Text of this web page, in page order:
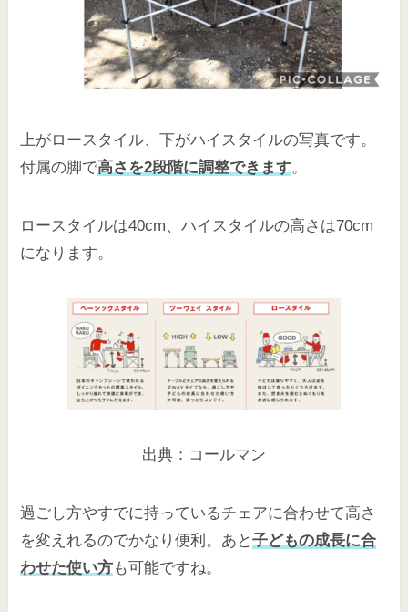
上がロースタイル、下がハイスタイルの写真です。
付属の脚で高さを2段階に調整できます。
ロースタイルは40cm、ハイスタイルの高さは70cm
になります。
出典：コールマン
過ごし方やすでに持っているチェアに合わせて高さ
を変えれるのでかなり便利。あと子どもの成長に合
わせた使い方も可能ですね。